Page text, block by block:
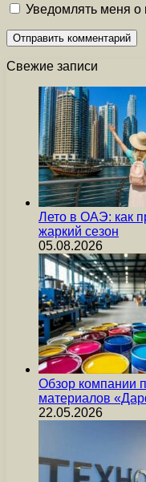
Уведомлять меня о
Свежие записи
Лето в ОАЭ: как
жаркий сезон
05.08.2026
Обзор компании
материалов
22.05.2026